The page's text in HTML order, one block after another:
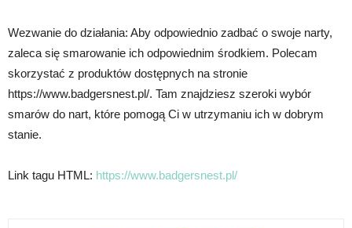
Wezwanie do działania: Aby odpowiednio zadbać o swoje narty,
zaleca się smarowanie ich odpowiednim środkiem. Polecam
skorzystać z produktów dostępnych na stronie
https://www.badgersnest.pl/. Tam znajdziesz szeroki wybór
smarów do nart, które pomogą Ci w utrzymaniu ich w dobrym
stanie.
Link tagu HTML: https://www.badgersnest.pl/